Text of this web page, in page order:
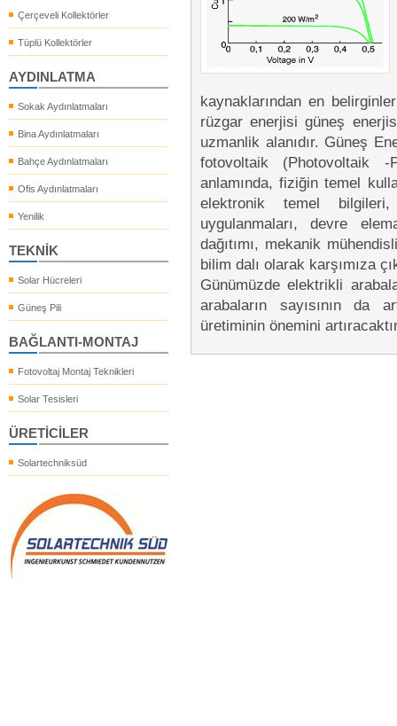
Çerçeveli Kollektörler
Tüplü Kollektörler
AYDINLATMA
Sokak Aydınlatmaları
Bina Aydınlatmaları
Bahçe Aydınlatmaları
Ofis Aydınlatmaları
Yenilik
TEKNİK
Solar Hücreleri
Güneş Pili
BAĞLANTI-MONTAJ
Fotovoltaj Montaj Teknikleri
Solar Tesisleri
ÜRETİCİLER
Solartechniksüd
kaynaklarından en
rüzgar enerjisi güneş
uzmanlik alanıdır. Güneş
fotovoltaik (Photovoltaik
anlamında, fiziğin temel
elektronik temel
uygulanmaları, devre
dağıtımı, mekanik
bilim dalı olarak karşımıza
Günümüzde elektrikli
arabaların sayısının da
üretiminin önemini